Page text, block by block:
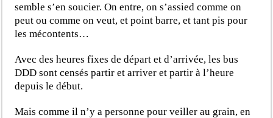
semble s’en soucier. On entre, on s’assied comme on
peut ou comme on veut, et point barre, et tant pis pour
les mécontents…
Avec des heures fixes de départ et d’arrivée, les bus
DDD sont censés partir et arriver et partir à l’heure
depuis le début.
Mais comme il n’y a personne pour veiller au grain, en